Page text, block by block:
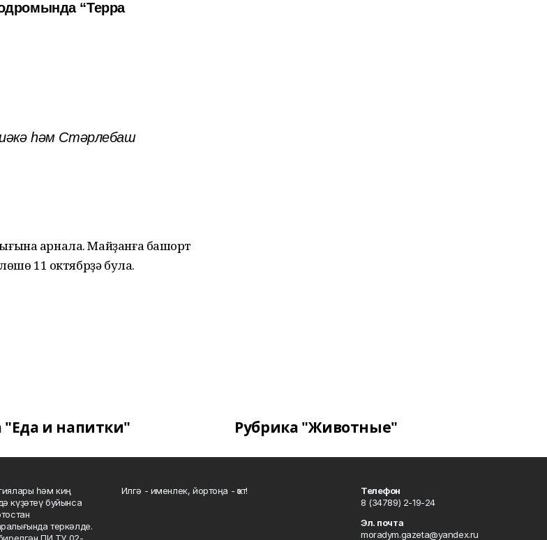
“Терра
һәм Стәрлебаш
арнала. Майҙанға башҡорт
11 октябрҙә була.
"Еда и напитки" Рубрика "Животные"
һәм киң
күҙәтеү буйынса
теркәлде.
Илгә - именлек, йортоңа - ҡот!
Телефон
8 (34789) 2-19-24
Эл. почта
moradym.gazeta@yandex.ru